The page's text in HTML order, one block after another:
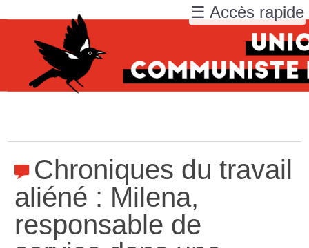
Chroniques du travail
aliéné : Milena,
responsable de
☰ Accès rapide